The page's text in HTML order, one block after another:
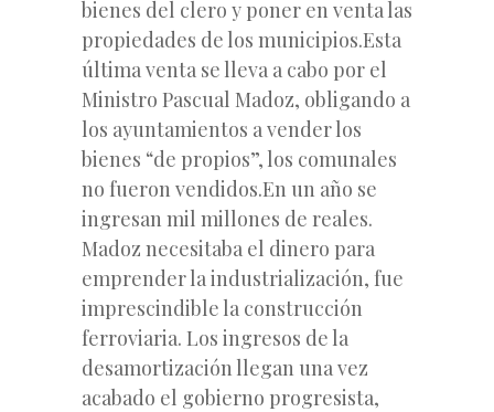
bienes del clero y poner en venta las
propiedades de los municipios.Esta
última venta se lleva a cabo por el
Ministro Pascual Madoz, obligando a
los ayuntamientos a vender los
bienes “de propios”, los comunales
no fueron vendidos.En un año se
ingresan mil millones de reales.
Madoz necesitaba el dinero para
emprender la industrialización, fue
imprescindible la construcción
ferroviaria. Los ingresos de la
desamortización llegan una vez
acabado el gobierno progresista,